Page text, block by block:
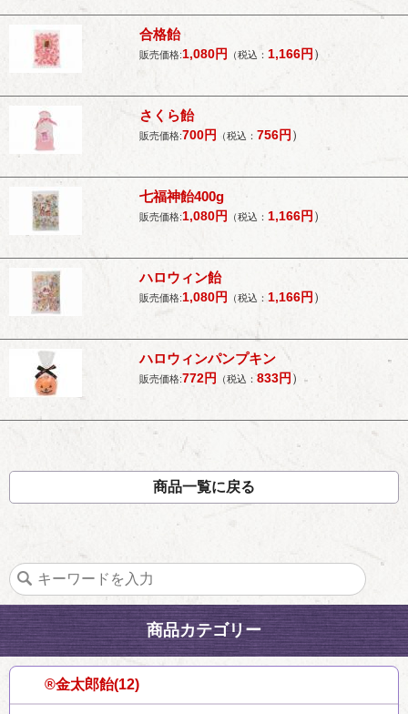
合格飴
販売価格:1,080円 （税込： 1,166円）
さくら飴
販売価格:700円 （税込： 756円）
七福神飴400g
販売価格:1,080円 （税込： 1,166円）
ハロウィン飴
販売価格:1,080円 （税込： 1,166円）
ハロウィンパンプキン
販売価格:772円 （税込： 833円）
商品一覧に戻る
商品カテゴリー
®金太郎飴(12)